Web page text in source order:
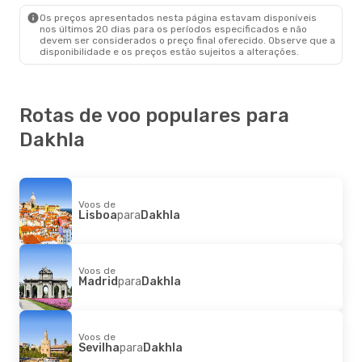
Os preços apresentados nesta página estavam disponíveis
nos últimos 20 dias para os períodos especificados e não
devem ser considerados o preço final oferecido. Observe que a
disponibilidade e os preços estão sujeitos a alterações.
Rotas de voo populares para
Dakhla
Voos de
LisboaparaDakhla
Voos de
MadridparaDakhla
Voos de
SevilhaparaDakhla